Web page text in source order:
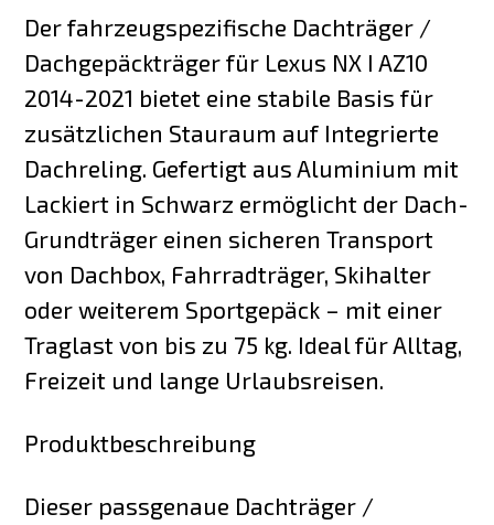
Der fahrzeugspezifische Dachträger /
Dachgepäckträger für Lexus NX I AZ10
2014-2021 bietet eine stabile Basis für
zusätzlichen Stauraum auf Integrierte
Dachreling. Gefertigt aus Aluminium mit
Lackiert in Schwarz ermöglicht der Dach-
Grundträger einen sicheren Transport
von Dachbox, Fahrradträger, Skihalter
oder weiterem Sportgepäck – mit einer
Traglast von bis zu 75 kg. Ideal für Alltag,
Freizeit und lange Urlaubsreisen.
Produktbeschreibung
Dieser passgenaue Dachträger /